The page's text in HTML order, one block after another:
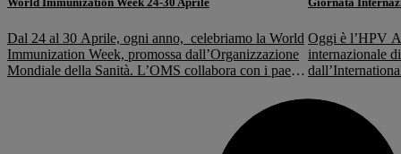
Dal 24 al 30 Aprile, ogni anno, celebriamo la World
Immunization Week, promossa dall’Organizzazione
Mondiale della Sanità. L’OMS collabora con i paesi
nel valore dei vaccini per garantire che i governi
ottengano la guida e il supporto tecnico necessari per
attuare programmi di immunizzazione di alta
Oggi è l’HPV
internazionale
Papillomavirus
preventive,
cancro e altre